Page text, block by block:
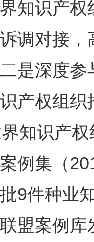
知识产
调对接
是深度
产权组
知识产
例集（
9件种业
盟案例